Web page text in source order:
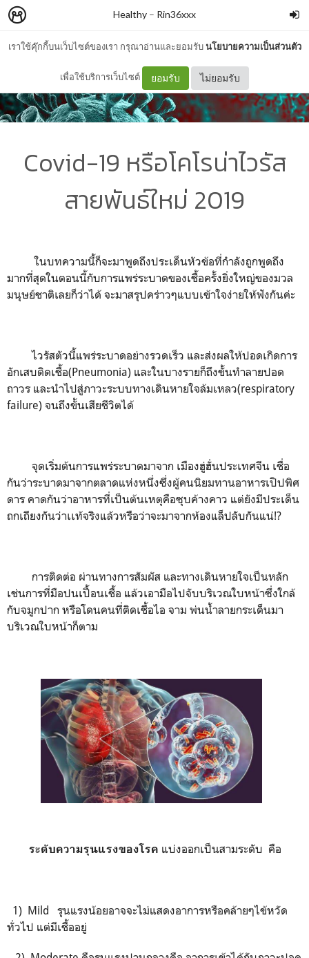
เราใช้คุ๊กกี้บนเว็บไซต์ของเรา กรุณาอ่านและยอมรับนโยบายความเป็นส่วนตัว
เพื่อใช้บริการเว็บไซต์ ยอมรับ ไม่ยอมรับ
Healthy – Rin36xxx
Covid-19 หรือโคโรน่าไวรัส
สายพันธ์ใหม่ 2019
ในบทความนี้ก็จะมาพูดถึงประเด็นหัวข้อที่กำลังถูกพูดถึง
มากที่สุดในตอนนี้กับการแพร่ระบาดของเชื้อครั้งยิ่งใหญ่ของมวล
มนุษย์ชาติเลยก็ว่าได้ จะมาสรุปคร่าวๆแบบเข้าใจง่ายให้ฟังกันค่ะ
ไวรัสตัวนี้แพร่ระบาดอย่างรวดเร็ว และส่งผลให้ปอดเกิดการ
อักเสบติดเชื้อ(Pneumonia) และในบางรายก็ถึงขั้นทำลายปอด
ถาวร และนำไปสู่ภาวะระบบทางเดินหายใจล้มเหลว(respiratory
failure) จนถึงขั้นเสียชีวิตได้
จุดเริ่มต้นการแพร่ระบาดมาจาก เมืองฮู่ฮั่นประเทศจีน เชื่อ
กันว่าระบาดมาจากตลาดแห่งหนึ่งซึ่งผู้คนนิยมทานอาหารเปิปพิศ
ดาร คาดกันว่าอาหารที่เป็นต้นเหตุคือซุบค้างคาว แต่ยังมีประเด็น
ถกเถียงกันว่าเเท้จริงแล้วหรือว่าจะมาจากห้องแล็ปลับกันแน่!?
การติดต่อ ผ่านทางการสัมผัส และทางเดินหายใจเป็นหลัก
เช่นการที่มือปนเปื้อนเชื้อ แล้วเอามือไปจับบริเวณใบหน้าซึ่งใกล้
กับจมูกปาก หรือโดนคนที่ติดเชื้อไอ จาม พ่นน้ำลายกระเด็นมา
บริเวณใบหน้าก็ตาม
ระดับความรุนแรงของโรค แบ่งออกเป็นสามระดับ คือ
1) Mild
รุนแรงน้อยอาจจะไม่แสดงอาการหรือคล้ายๆไข้หวัด
ทั่วไป แต่มีเชื้ออยู่